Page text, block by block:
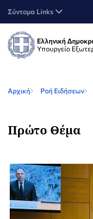
Σύντομα Links
Ελληνική
Υπουργείο
Αρχική Ροή Ειδήσεων
Πρώτο Θέμα